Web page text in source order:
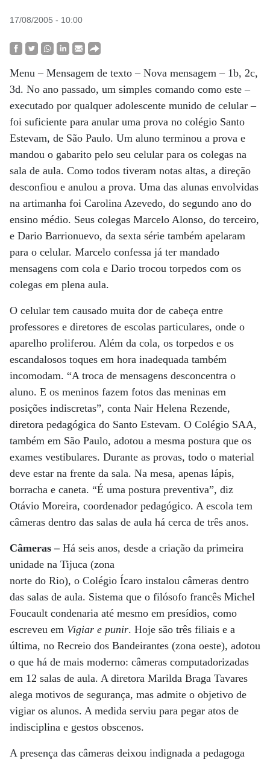
17/08/2005 - 10:00
Menu – Mensagem de texto – Nova mensagem – 1b, 2c,
3d. No ano passado, um simples comando como este –
executado por qualquer adolescente munido de celular –
foi suficiente para anular uma prova no colégio Santo
Estevam, de São Paulo. Um aluno terminou a prova e
mandou o gabarito pelo seu celular para os colegas na
sala de aula. Como todos tiveram notas altas, a direção
desconfiou e anulou a prova. Uma das alunas envolvidas
na artimanha foi Carolina Azevedo, do segundo ano do
ensino médio. Seus colegas Marcelo Alonso, do terceiro,
e Dario Barrionuevo, da sexta série também apelaram
para o celular. Marcelo confessa já ter mandado
mensagens com cola e Dario trocou torpedos com os
colegas em plena aula.
O celular tem causado muita dor de cabeça entre
professores e diretores de escolas particulares, onde o
aparelho proliferou. Além da cola, os torpedos e os
escandalosos toques em hora inadequada também
incomodam. “A troca de mensagens desconcentra o
aluno. E os meninos fazem fotos das meninas em
posições indiscretas”, conta Nair Helena Rezende,
diretora pedagógica do Santo Estevam. O Colégio SAA,
também em São Paulo, adotou a mesma postura que os
exames vestibulares. Durante as provas, todo o material
deve estar na frente da sala. Na mesa, apenas lápis,
borracha e caneta. “É uma postura preventiva”, diz
Otávio Moreira, coordenador pedagógico. A escola tem
câmeras dentro das salas de aula há cerca de três anos.
Câmeras – Há seis anos, desde a criação da primeira
unidade na Tijuca (zona
norte do Rio), o Colégio Ícaro instalou câmeras dentro
das salas de aula. Sistema que o filósofo francês Michel
Foucault condenaria até mesmo em presídios, como
escreveu em Vigiar e punir. Hoje são três filiais e a
última, no Recreio dos Bandeirantes (zona oeste), adotou
o que há de mais moderno: câmeras computadorizadas
em 12 salas de aula. A diretora Marilda Braga Tavares
alega motivos de segurança, mas admite o objetivo de
vigiar os alunos. A medida serviu para pegar atos de
indisciplina e gestos obscenos.
A presença das câmeras deixou indignada a pedagoga